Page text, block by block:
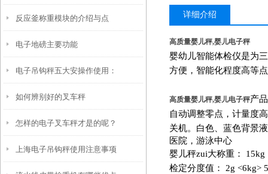
器称重显示器故障解决方法
反应釜称重模块的介绍与点
电子地磅主要功能
电子吊钩秤五大安操作使用：
如何辨别好的叉车秤
怎样的电子叉车秤才是的呢？
上海电子吊钩秤使用注意事项
详细介绍
高质量婴儿秤,婴儿电子秤
婴幼儿智能体检仪是为
方便，智能化程度高等
高质量婴儿秤,婴儿电子秤产
自动调整零点，计量度
关机。白色、蓝色背景
医院，游泳中心
婴儿秤zui大称重： 15kg
检定分度值： 2g <6kg>